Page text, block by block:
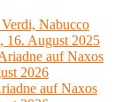
Nabucco
16. August 2025
auf Naxos
2026
auf Naxos